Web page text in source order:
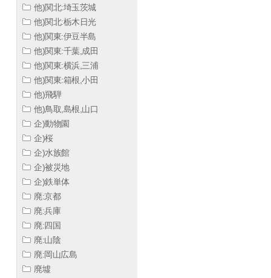
他)関北:埼玉茨城
他)関北:栃木日光
他)関東:伊豆半島
他)関東:千葉,成田
他)関東:横浜,三浦
他)関東:箱根,小田
他)飛騨
他)鳥取,島根,山口
企)動物園
企)桜
企)水族館
企)被災地
企)鉄単体
廃:京都
廃:兵庫
廃:四国
廃:山陰
廃:岡山広島
廃墟